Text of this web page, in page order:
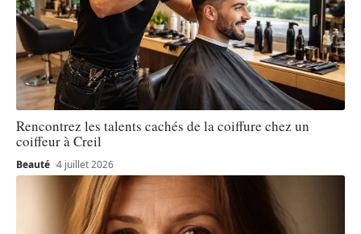
Rencontrez les talents cachés de la coiffure chez un
coiffeur à Creil
Beauté 4 juillet 2026